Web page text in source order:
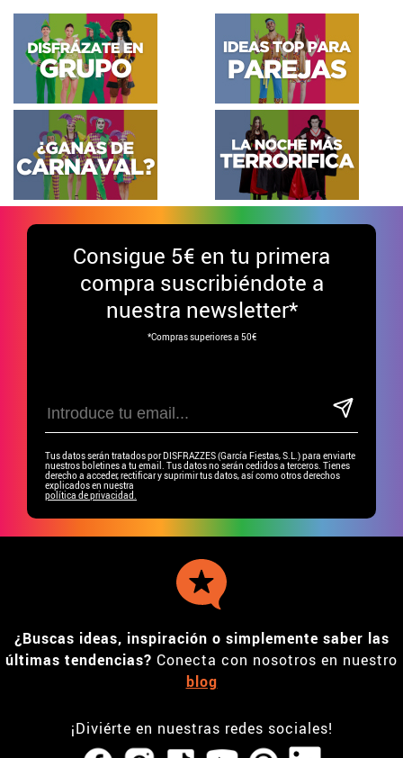
Consigue 5€ en tu primera
compra suscribiéndote a
nuestra newsletter*
*Compras superiores a 50€
Tus datos serán tratados por DISFRAZZES (García Fiestas, S.L.) para enviarte
nuestros boletines a tu email. Tus datos no serán cedidos a terceros. Tienes
derecho a acceder, rectificar y suprimir tus datos, así como otros derechos
explicados en nuestra
política de privacidad.
¿Buscas ideas, inspiración o simplemente saber las
últimas tendencias? Conecta con nosotros en nuestro
blog
¡Diviérte en nuestras redes sociales!